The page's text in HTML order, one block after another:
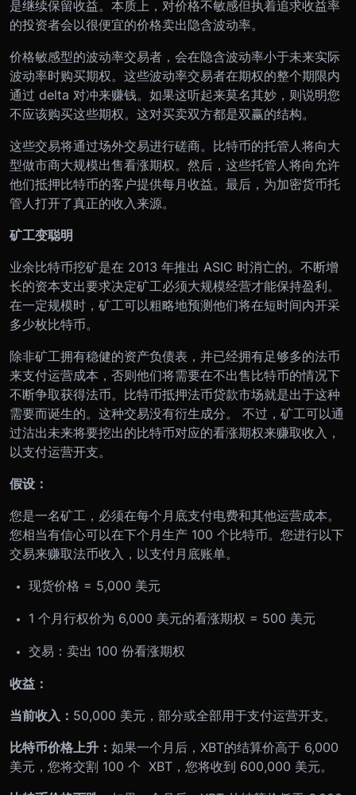
是继续保留收益。本质上，对价格不敏感但执着追求收益率
的投资者会以很便宜的价格卖出隐含波动率。
价格敏感型的波动率交易者，会在隐含波动率小于未来实际
波动率时购买期权。这些波动率交易者在期权的整个期限内
通过 delta 对冲来赚钱。如果这听起来莫名其妙，则说明您
不应该购买这些期权。这对买卖双方都是双赢的结构。
这些交易将通过场外交易进行磋商。比特币的托管人将向大
型做市商大规模出售看涨期权。然后，这些托管人将向允许
他们抵押比特币的客户提供每月收益。最后，为加密货币托
管人打开了真正的收入来源。
矿工变聪明
业余比特币挖矿是在 2013 年推出 ASIC 时消亡的。不断增
长的资本支出要求决定矿工必须大规模经营才能保持盈利。
在一定规模时，矿工可以粗略地预测他们将在短时间内开采
多少枚比特币。
除非矿工拥有稳健的资产负债表，并已经拥有足够多的法币
来支付运营成本，否则他们将需要在不出售比特币的情况下
不断争取获得法币。比特币抵押法币贷款市场就是出于这种
需要而诞生的。这种交易没有衍生成分。 不过，矿工可以通
过沽出未来将要挖出的比特币对应的看涨期权来赚取收入，
以支付运营开支。
假设：
您是一名矿工，必须在每个月底支付电费和其他运营成本。
您相当有信心可以在下个月生产 100 个比特币。您进行以下
交易来赚取法币收入，以支付月底账单。
现货价格 = 5,000 美元
1 个月行权价为 6,000 美元的看涨期权 = 500 美元
交易：卖出 100 份看涨期权
收益：
当前收入： 50,000 美元，部分或全部用于支付运营开支。
比特币价格上升： 如果一个月后，XBT的结算价高于 6,000
美元，您将交割 100 个 XBT，您将收到 600,000 美元。